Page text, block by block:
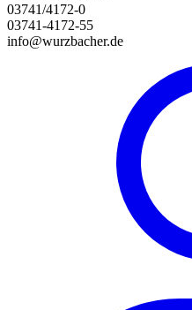
03741/4172-0
03741-4172-55
info@wurzbacher.de